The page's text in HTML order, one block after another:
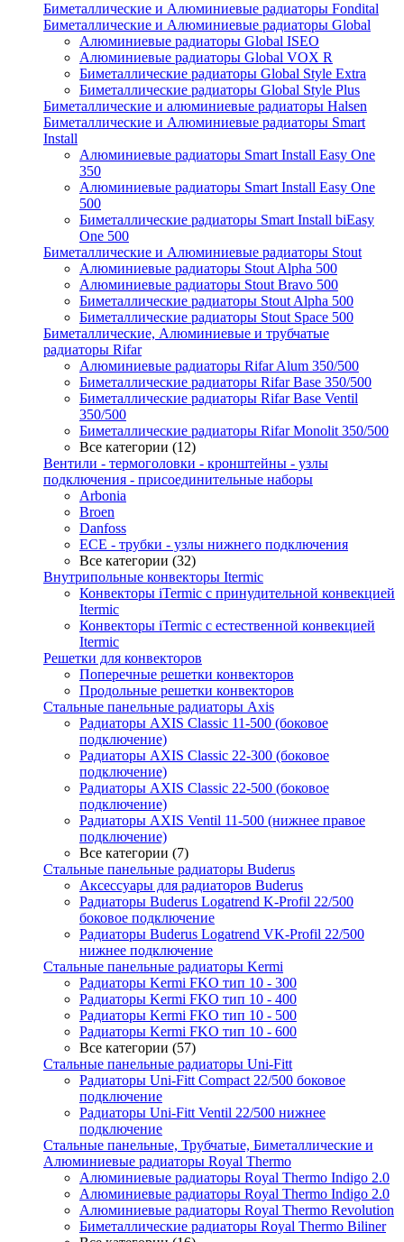
Биметаллические и Алюминиевые радиаторы Fondital
Биметаллические и Алюминиевые радиаторы Global
Алюминиевые радиаторы Global ISEO
Алюминиевые радиаторы Global VOX R
Биметаллические радиаторы Global Style Extra
Биметаллические радиаторы Global Style Plus
Биметаллические и алюминиевые радиаторы Halsen
Биметаллические и Алюминиевые радиаторы Smart
Install
Алюминиевые радиаторы Smart Install Easy One
350
Алюминиевые радиаторы Smart Install Easy One
500
Биметаллические радиаторы Smart Install biEasy
One 500
Биметаллические и Алюминиевые радиаторы Stout
Алюминиевые радиаторы Stout Alpha 500
Алюминиевые радиаторы Stout Bravo 500
Биметаллические радиаторы Stout Alpha 500
Биметаллические радиаторы Stout Space 500
Биметаллические, Алюминиевые и трубчатые
радиаторы Rifar
Алюминиевые радиаторы Rifar Alum 350/500
Биметаллические радиаторы Rifar Base 350/500
Биметаллические радиаторы Rifar Base Ventil
350/500
Биметаллические радиаторы Rifar Monolit 350/500
Все категории (12)
Вентили - термоголовки - кронштейны - узлы
подключения - присоединительные наборы
Arbonia
Broen
Danfoss
ECE - трубки - узлы нижнего подключения
Все категории (32)
Внутрипольные конвекторы Itermic
Конвекторы iTermic c принудительной конвекцией
Itermic
Конвекторы iTermic с естественной конвекцией
Itermic
Решетки для конвекторов
Поперечные решетки конвекторов
Продольные решетки конвекторов
Стальные панельные радиаторы Axis
Радиаторы AXIS Classic 11-500 (боковое
подключение)
Радиаторы AXIS Classic 22-300 (боковое
подключение)
Радиаторы AXIS Classic 22-500 (боковое
подключение)
Радиаторы AXIS Ventil 11-500 (нижнее правое
подключение)
Все категории (7)
Стальные панельные радиаторы Buderus
Аксессуары для радиаторов Buderus
Радиаторы Buderus Logatrend K-Profil 22/500
боковое подключение
Радиаторы Buderus Logatrend VK-Profil 22/500
нижнее подключение
Стальные панельные радиаторы Kermi
Радиаторы Kermi FKO тип 10 - 300
Радиаторы Kermi FKO тип 10 - 400
Радиаторы Kermi FKO тип 10 - 500
Радиаторы Kermi FKO тип 10 - 600
Все категории (57)
Стальные панельные радиаторы Uni-Fitt
Радиаторы Uni-Fitt Compact 22/500 боковое
подключение
Радиаторы Uni-Fitt Ventil 22/500 нижнее
подключение
Стальные панельные, Трубчатые, Биметаллические и
Алюминиевые радиаторы Royal Thermo
Алюминиевые радиаторы Royal Thermo Indigo 2.0
Алюминиевые радиаторы Royal Thermo Indigo 2.0
Алюминиевые радиаторы Royal Thermo Revolution
Биметаллические радиаторы Royal Thermo Biliner